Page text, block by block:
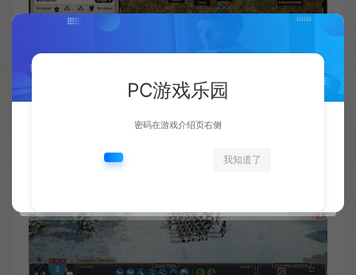
PC游戏乐园
密码在游戏介绍页右侧
我知道了